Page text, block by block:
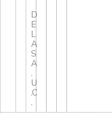
D
E
L
A
S
A
.
U
.C
.